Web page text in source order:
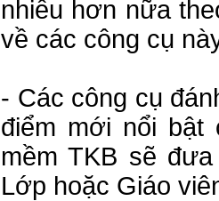
nhiều hơn nữa
về các công cụ
- Các công cụ
điểm mới nổi bật
mềm TKB sẽ
Lớp hoặc Giáo